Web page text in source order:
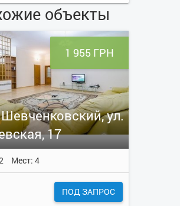
объекты
1 955 ГРН
ул.
17
Мест: 4
ПОД ЗАПРОС